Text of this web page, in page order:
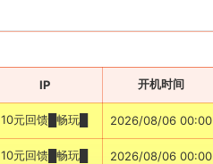
IP 开机时间
10元回馈█畅玩█ 2026/08/06 00:00
10元回馈█畅玩█ 2026/08/06 00:00